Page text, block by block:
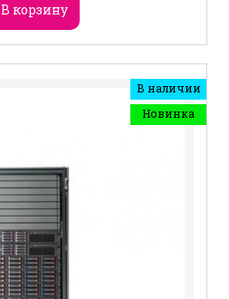
В корзину
В наличии
Новинка